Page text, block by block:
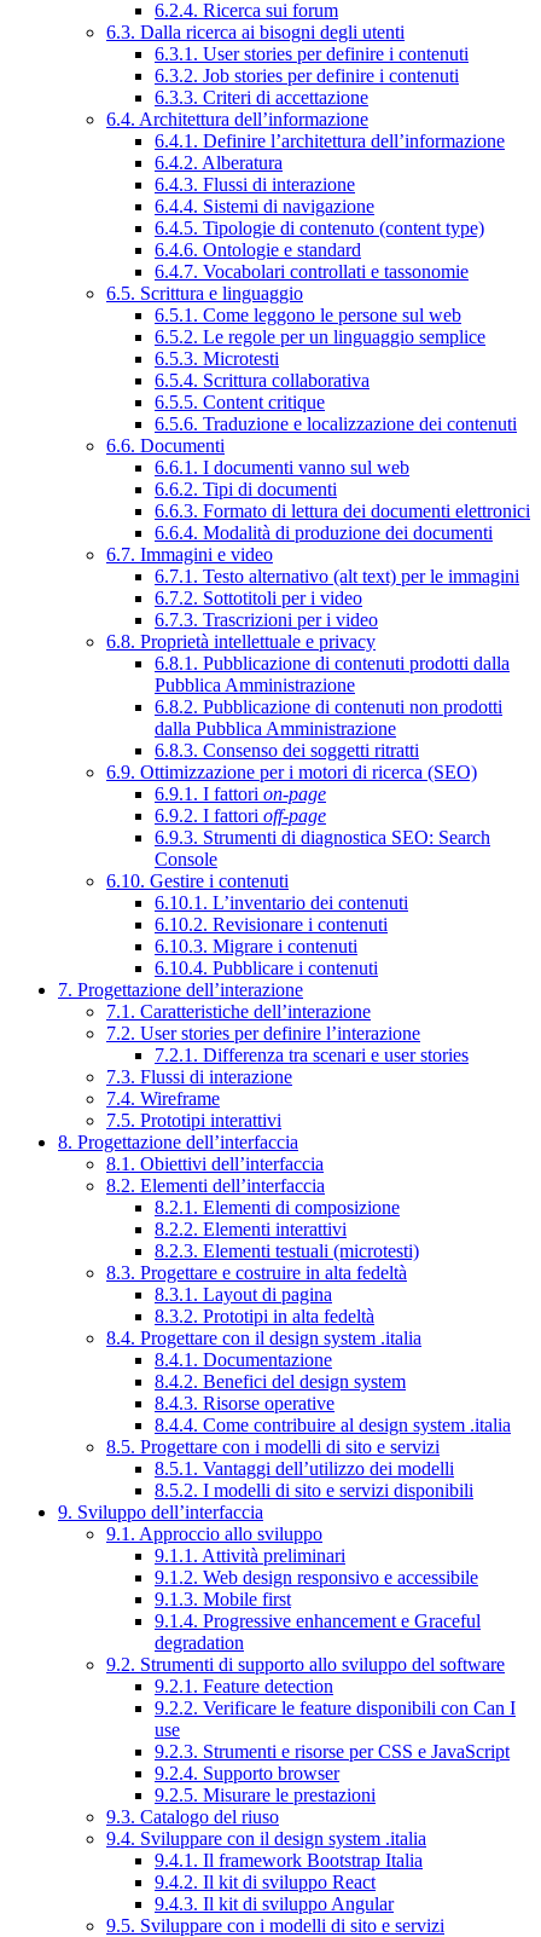
6.2.4. Ricerca sui forum
6.3. Dalla ricerca ai bisogni degli utenti
6.3.1. User stories per definire i contenuti
6.3.2. Job stories per definire i contenuti
6.3.3. Criteri di accettazione
6.4. Architettura dell’informazione
6.4.1. Definire l’architettura dell’informazione
6.4.2. Alberatura
6.4.3. Flussi di interazione
6.4.4. Sistemi di navigazione
6.4.5. Tipologie di contenuto (content type)
6.4.6. Ontologie e standard
6.4.7. Vocabolari controllati e tassonomie
6.5. Scrittura e linguaggio
6.5.1. Come leggono le persone sul web
6.5.2. Le regole per un linguaggio semplice
6.5.3. Microtesti
6.5.4. Scrittura collaborativa
6.5.5. Content critique
6.5.6. Traduzione e localizzazione dei contenuti
6.6. Documenti
6.6.1. I documenti vanno sul web
6.6.2. Tipi di documenti
6.6.3. Formato di lettura dei documenti elettronici
6.6.4. Modalità di produzione dei documenti
6.7. Immagini e video
6.7.1. Testo alternativo (alt text) per le immagini
6.7.2. Sottotitoli per i video
6.7.3. Trascrizioni per i video
6.8. Proprietà intellettuale e privacy
6.8.1. Pubblicazione di contenuti prodotti dalla
Pubblica Amministrazione
6.8.2. Pubblicazione di contenuti non prodotti
dalla Pubblica Amministrazione
6.8.3. Consenso dei soggetti ritratti
6.9. Ottimizzazione per i motori di ricerca (SEO)
6.9.1. I fattori on-page
6.9.2. I fattori off-page
6.9.3. Strumenti di diagnostica SEO: Search
Console
6.10. Gestire i contenuti
6.10.1. L’inventario dei contenuti
6.10.2. Revisionare i contenuti
6.10.3. Migrare i contenuti
6.10.4. Pubblicare i contenuti
7. Progettazione dell’interazione
7.1. Caratteristiche dell’interazione
7.2. User stories per definire l’interazione
7.2.1. Differenza tra scenari e user stories
7.3. Flussi di interazione
7.4. Wireframe
7.5. Prototipi interattivi
8. Progettazione dell’interfaccia
8.1. Obiettivi dell’interfaccia
8.2. Elementi dell’interfaccia
8.2.1. Elementi di composizione
8.2.2. Elementi interattivi
8.2.3. Elementi testuali (microtesti)
8.3. Progettare e costruire in alta fedeltà
8.3.1. Layout di pagina
8.3.2. Prototipi in alta fedeltà
8.4. Progettare con il design system .italia
8.4.1. Documentazione
8.4.2. Benefici del design system
8.4.3. Risorse operative
8.4.4. Come contribuire al design system .italia
8.5. Progettare con i modelli di sito e servizi
8.5.1. Vantaggi dell’utilizzo dei modelli
8.5.2. I modelli di sito e servizi disponibili
9. Sviluppo dell’interfaccia
9.1. Approccio allo sviluppo
9.1.1. Attività preliminari
9.1.2. Web design responsivo e accessibile
9.1.3. Mobile first
9.1.4. Progressive enhancement e Graceful
degradation
9.2. Strumenti di supporto allo sviluppo del software
9.2.1. Feature detection
9.2.2. Verificare le feature disponibili con Can I
use
9.2.3. Strumenti e risorse per CSS e JavaScript
9.2.4. Supporto browser
9.2.5. Misurare le prestazioni
9.3. Catalogo del riuso
9.4. Sviluppare con il design system .italia
9.4.1. Il framework Bootstrap Italia
9.4.2. Il kit di sviluppo React
9.4.3. Il kit di sviluppo Angular
9.5. Sviluppare con i modelli di sito e servizi